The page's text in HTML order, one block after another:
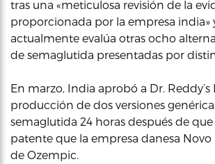
tras una «meticulosa revisión de la
proporcionada por la empresa
actualmente evalúa otras ocho
de semaglutida presentadas por
En marzo, India aprobó a Dr. Reddy’s
producción de dos versiones
semaglutida 24 horas después de que
patente que la empresa danesa
de Ozempic.